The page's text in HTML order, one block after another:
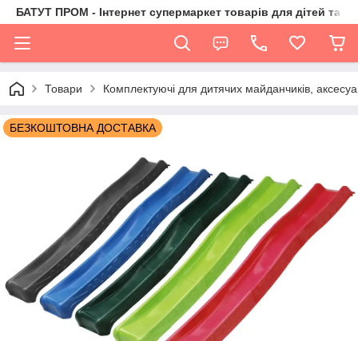
БАТУТ ПРОМ - Інтернет супермаркет товарів для дітей та їх
Товари Комплектуючі для дитячих майданчиків,
БЕЗКОШТОВНА ДОСТАВКА